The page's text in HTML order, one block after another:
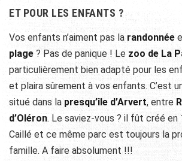
ET POUR LES ENFANTS ?
Vos enfants n’aiment pas la randonnée
plage ? Pas de panique ! Le zoo de La
particulièrement bien adapté pour les
et plaira sûrement à vos enfants. C’est
situé dans la presqu’île d’Arvert, entre
d’Oléron. Le saviez-vous ? il fût créé en
Caillé et ce même parc est toujours la
famille. A faire absolument !!!